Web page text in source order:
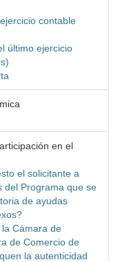
contable
último ejercicio
en el
el solicitante a
del Programa que se
de ayudas
Cámara de
de Comercio de
la autenticidad